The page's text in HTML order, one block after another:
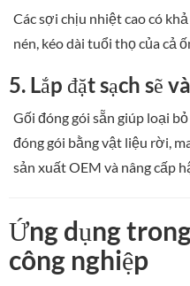
Các sợi chịu nhiệt cao có
nén, kéo dài tuổi thọ của cả
5. Lắp đặt sạch sẽ
Gối đóng gói sẵn giúp loại
đóng gói bằng vật liệu rời,
sản xuất OEM và nâng cấp
Ứng dụng
công nghiệp